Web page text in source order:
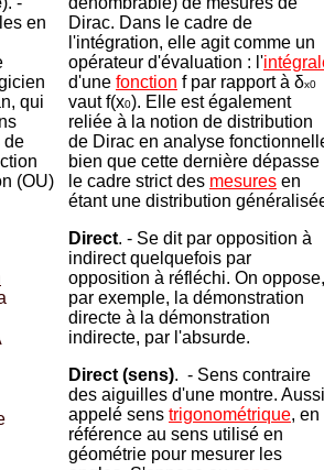
en
qui
de
(OU)
Dirac. Dans le cadre de
l'intégration, elle agit comme un
opérateur d'évaluation : l'
d'une fonction f par rapport à δx0
vaut f(x0). Elle est également
reliée à la notion de distribution
de Dirac en analyse
bien que cette dernière dépasse
le cadre strict des mesures en
étant une distribution
Direct. - Se dit par opposition à
indirect quelquefois par
opposition à réfléchi. On oppose,
par exemple, la démonstration
directe à la démonstration
indirecte, par l'absurde.
Direct (sens). - Sens contraire
des aiguilles d'une montre. Aussi
appelé sens trigonométrique, en
référence au sens utilisé en
géométrie pour mesurer les